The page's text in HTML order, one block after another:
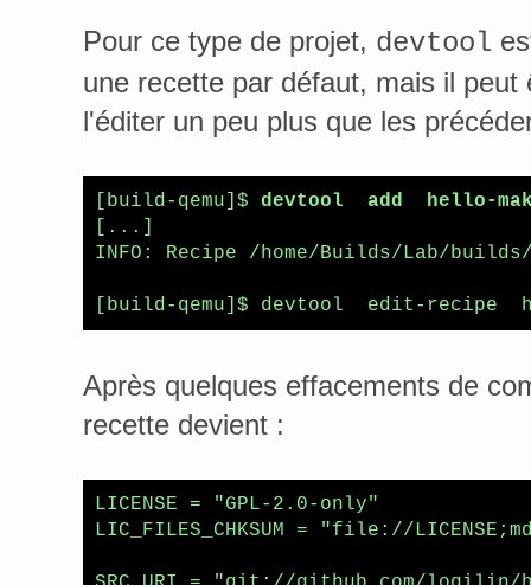
Pour ce type de projet, devtool
une recette par défaut, mais il peut
l'éditer un peu plus que les
[build-qemu]$ devtool  add  hello-
[...]
INFO: Recipe /home/Builds/Lab/
Après quelques effacements de
recette devient :
LICENSE = "GPL-2.0-only"
LIC_FILES_CHKSUM = "file://